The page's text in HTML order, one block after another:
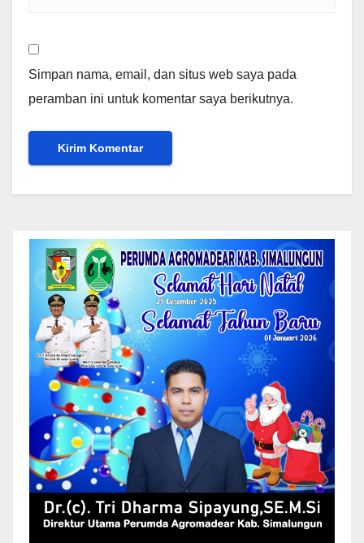
Simpan nama, email, dan situs web saya pada
peramban ini untuk komentar saya berikutnya.